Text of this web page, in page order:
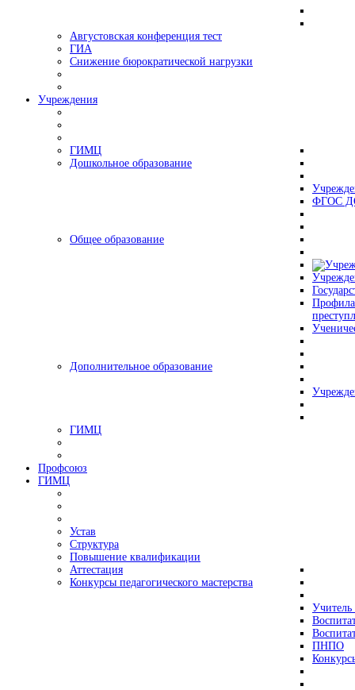
Августовская конференция тест
ГИА
Снижение бюрократической нагрузки
Учреждения
ГИМЦ
Дошкольное образование
ФГОС
Общее образование
Дополнительное образование
ГИМЦ
Профсоюз
ГИМЦ
Устав
Структура
Повышение квалификации
Аттестация
Конкурсы педагогического мастерства
Учитель
ПНПО